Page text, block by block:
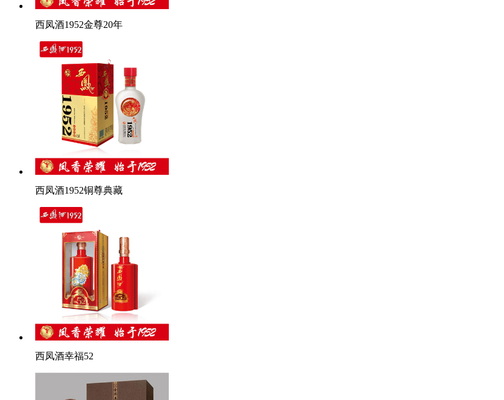
西凤酒1952金尊20年
西凤酒1952铜尊典藏
西凤酒幸福52